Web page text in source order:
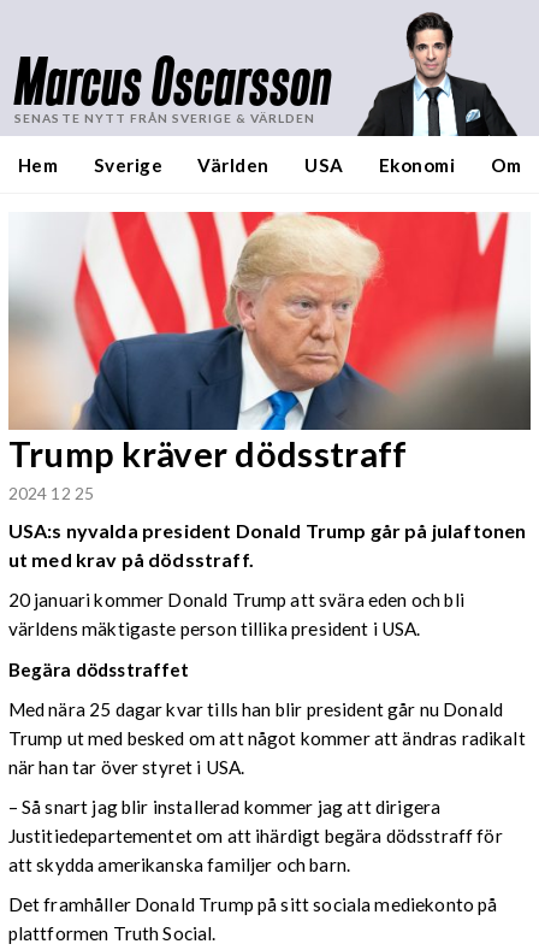
Marcus Oscarsson
SENASTE NYTT FRÅN SVERIGE & VÄRLDEN
Hem Sverige Världen USA Ekonomi Om
Trump kräver dödsstraff
2024 12 25
USA:s nyvalda president Donald Trump går på julaftonen
ut med krav på dödsstraff.
20 januari kommer Donald Trump att svära eden och bli
världens mäktigaste person tillika president i USA.
Begära dödsstraffet
Med nära 25 dagar kvar tills han blir president går nu Donald
Trump ut med besked om att något kommer att ändras radikalt
när han tar över styret i USA.
– Så snart jag blir installerad kommer jag att dirigera
Justitiedepartementet om att ihärdigt begära dödsstraff för
att skydda amerikanska familjer och barn.
Det framhåller Donald Trump på sitt sociala mediekonto på
plattformen Truth Social.